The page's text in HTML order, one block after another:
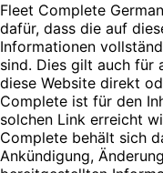
Fleet Complete
dafür, dass die auf
Informationen
sind. Dies gilt auch für
diese Website direkt
Complete ist für den
solchen Link erreicht
Complete behält sich
Ankündigung,